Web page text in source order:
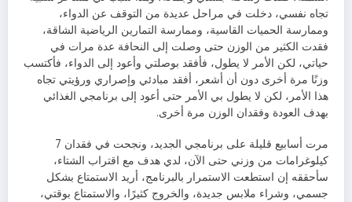
تجاه نفسي، دخلت في مراحل عديدة من التوقف عن الدواء،
وممارسة الحميات القاسية، وممارسة التمارين الرياضية الشاقة،
فقدت الكثير من الوزن حتى وصلت إلى النحافة عدة مرات في
حياتي، لكن الأمر لا يطول، فأفقد بوصلتي وأعود إلى الدواء، فأكتسب
وزنًا مرة أخرى دون أن أشعر، أفقد مبادئي وإصراري ورؤيتي تجاه
هذا الأمر، لكن لا يطول بي الأمر حتى أعود إلى برنامجي الغذائي
بهدف العودة وفقدان الوزن مرة أخرى.
مرت أسابيع قليلة على برنامجي الجديد، ونجحت في فقدان 7
كيلوغرامات من وزني حتى الآن، لدي هدف مع اقتراب الشتاء،
سأحققه إن استطعت الاستمرار بالبرنامج، أريد الاستمتاع بشكل
جسمي، وشراء ملابس جديدة، والخروج كثيرًا، والاستمتاع بوقتي،